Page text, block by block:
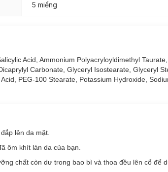
5 miếng
Acid, Ammonium Polyacryloyldimethyl
Carbonate, Glyceryl Isostearate, Glyceryl
PEG-100 Stearate, Potassium Hydroxide,
lên da mặt.
ôm khít làn da của bạn.
chất còn dư trong bao bì và thoa đều lên cổ để